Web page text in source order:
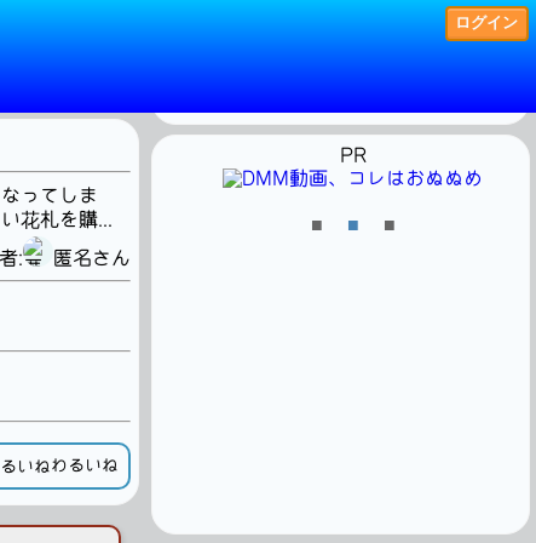
ログイン
ってしま
花札を購...
:
匿名さん
わるいね
PR
■ ■ ■